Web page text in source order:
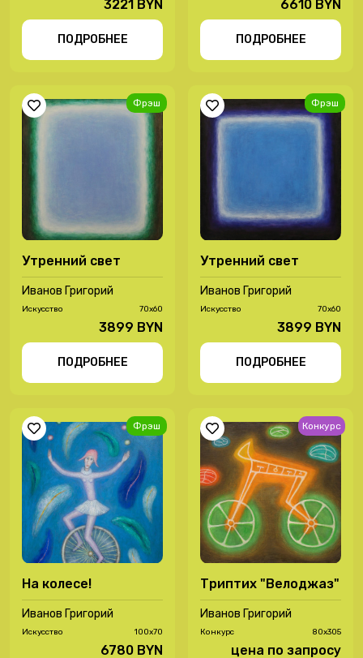
3221 BYN
ПОДРОБНЕЕ
6610 BYN
ПОДРОБНЕЕ
Фрэш
Утренний свет
Иванов Григорий
Иcкусство 70х60
3899 BYN
ПОДРОБНЕЕ
Фрэш
Утренний свет
Иванов Григорий
Иcкусство 70х60
3899 BYN
ПОДРОБНЕЕ
Фрэш
На колесе!
Иванов Григорий
Иcкусство 100х70
6780 BYN
Конкурс
Триптих "Велоджаз"
Иванов Григорий
Конкурс 80х305
цена по запросу